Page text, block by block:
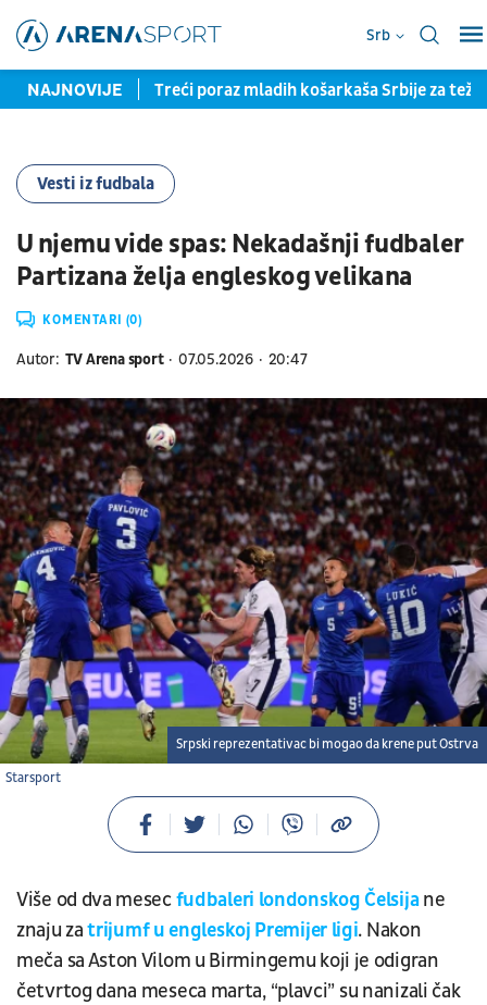
Srb
NAJNOVIJE
ime i novi grb Treći poraz mladih košarkaša Srbije za
Vesti iz fudbala
U njemu vide spas: Nekadašnji fudbaler
Partizana želja engleskog velikana
KOMENTARI (0)
Autor: TV Arena sport 07.05.2026 20:47
Starsport
Srpski reprezentativac bi mogao da krene put Ostrva
Više od dva mesecfudbaleri londonskog Čelsijane
znaju zatrijumf u engleskoj Premijer ligi. Nakon
meča sa Aston Vilom u Birmingemu koji je odigran
četvrtog dana meseca marta, “plavci” su nanizali čak